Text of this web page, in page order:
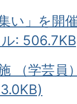
い」を開
:
（学芸員